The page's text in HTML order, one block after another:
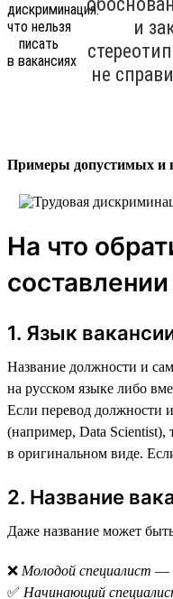
и
не
Примеры допустимых и
На что
1. Язык
Название должности и
на русском языке либо
Если перевод должности
(например, Data Scientist),
в оригинальном виде.
2. Название
Даже название может
❌ Молодой специалист —
✅ Начинающий